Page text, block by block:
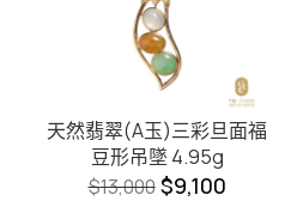
天然翡翠(A玉)三彩旦面福
豆形吊墜 4.95g
$13,000 $9,100